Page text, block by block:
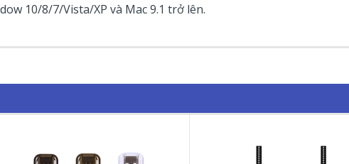
10/8/7/Vista/XP và Mac 9.1 trở lên.